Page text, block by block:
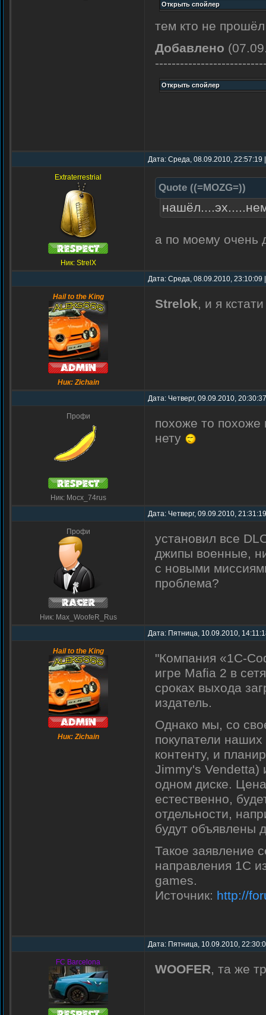
тем кто не
Добавлено
Дата: Среда, 08.09.2010,
Extraterrestrial
Ник: StrelX
Quote ((=MOZG=))
а по моему очень
Дата: Среда, 08.09.2010,
Hail to the King
Ник: Zichain
Strelok, и я
Дата: Четверг, 09.09.2010,
Профи
Ник: Mocx_74rus
похоже то
нету
Дата: Четверг, 09.09.2010,
Профи
Ник: Max_WoofeR_Rus
установил все
джипы военные,
с новыми
проблема?
Дата: Пятница, 10.09.2010,
Hail to the King
Ник: Zichain
"Компания «1С-
игре Mafia 2 в
сроках выхода
издатель.
Однако мы, со
покупатели наших
контенту, и
Jimmy's Vendetta)
одном диске.
естественно,
отдельности,
будут объявлены
Такое заявление
направления 1С
games.
Источник: http://
Дата: Пятница, 10.09.2010,
FC Barcelona WOOFER, та же